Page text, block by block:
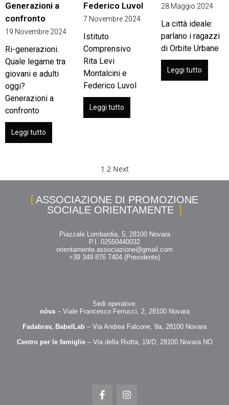
Generazioni a
confronto
19 Novembre 2024
Ri-generazioni.
Quale legame tra
giovani e adulti
oggi?
Generazioni a
confronto
Leggi tutto
Federico Luvol
7 Novembre 2024
Istituto
Comprensivo
Rita Levi
Montalcini e
Federico Luvol
Leggi tutto
28 Maggio 2024
La città ideale:
parlano i ragazzi
di Orbite Urbane
Leggi tutto
1 2 Next
ASSOCIAZIONE DI PROMOZIONE
SOCIALE ORIENTAMENTE
Piazzale Lombardia, 5, 28100 Novara
P.I. 02550440032
orientamente.associazione@gmail.com
+39 349 876 7404 (Presidente)
Sedi operative:
nòva– Viale Francesco Ferrucci, 2, 28100 Novara
Fadabrav, BabelLab – Via Andrea Falcone, 9a, 28100 Novara
Centro per le famiglie– Via della Riotta, 19/D, 28100 Novara NO